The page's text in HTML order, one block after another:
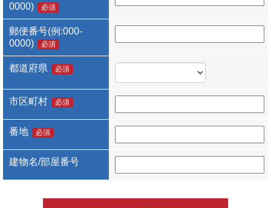
0000)
必須
郵便番号(例:000-
0000)
必須
都道府県 必須
市区町村 必須
番地 必須
建物名/部屋番号